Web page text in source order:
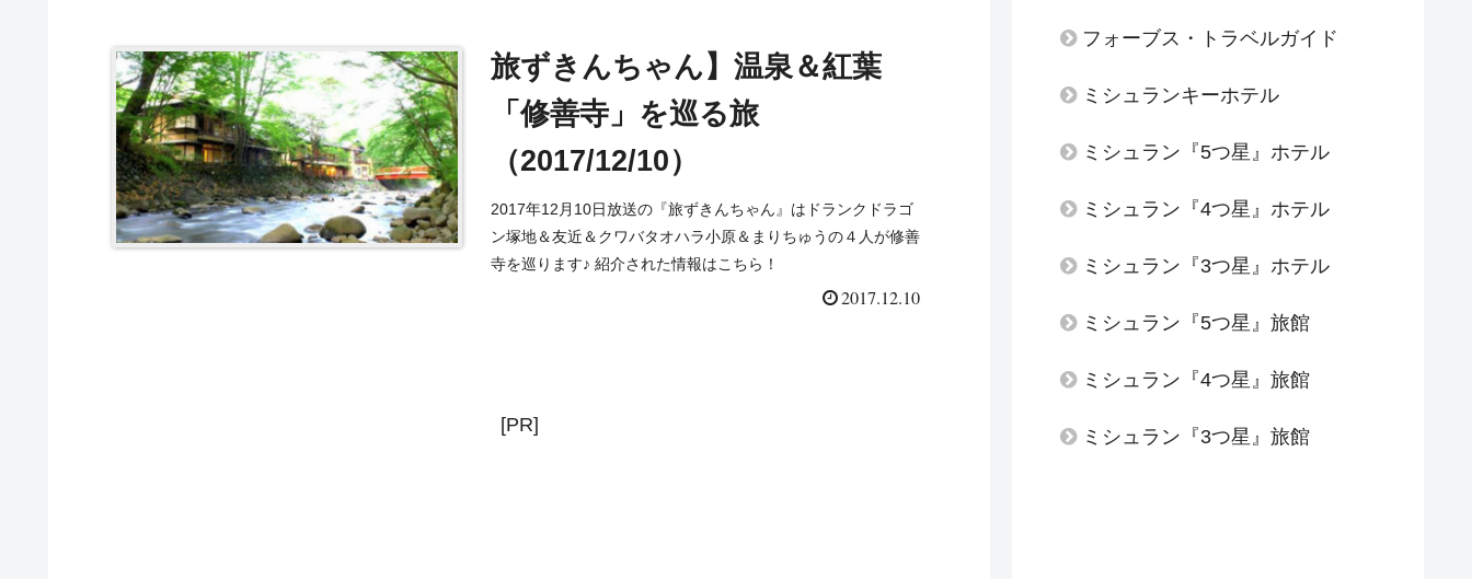
旅ずきんちゃん】温泉＆紅葉
「修善寺」を巡る旅
（2017/12/10）
2017年12月10日放送の『旅ずきんちゃん』はドランクドラゴ
ン塚地＆友近＆クワバタオハラ小原＆まりちゅうの４人が修善
寺を巡ります♪ 紹介された情報はこちら！
2017.12.10
[PR]
フォーブス・トラベルガイド
ミシュランキーホテル
ミシュラン『5つ星』ホテル
ミシュラン『4つ星』ホテル
ミシュラン『3つ星』ホテル
ミシュラン『5つ星』旅館
ミシュラン『4つ星』旅館
ミシュラン『3つ星』旅館